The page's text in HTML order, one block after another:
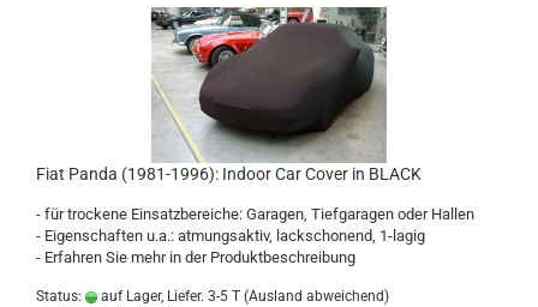
Fiat Panda (1981-1996): Indoor Car Cover in BLACK
- für trockene Einsatzbereiche: Garagen, Tiefgaragen oder Hallen
- Eigenschaften u.a.: atmungsaktiv, lackschonend, 1-lagig
- Erfahren Sie mehr in der Produktbeschreibung
Status: auf Lager, Liefer. 3-5 T (Ausland abweichend)